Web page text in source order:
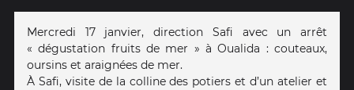
Mercredi 17 janvier, direction Safi avec un arrêt
« dégustation fruits de mer » à Oualida : couteaux,
oursins et araignées de mer.
À Safi, visite de la colline des potiers et d’un atelier et